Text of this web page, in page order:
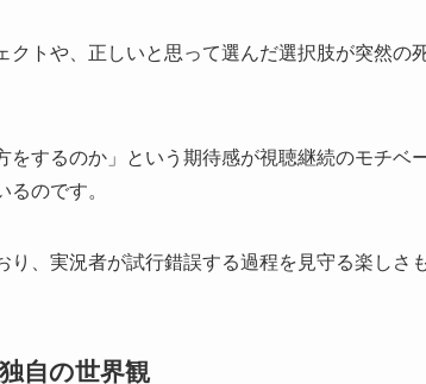
クトや、正しいと思って選んだ選択肢が突然の
するのか」という期待感が視聴継続のモチベ
のです。
、実況者が試行錯誤する過程を見守る楽しさ
自の世界観